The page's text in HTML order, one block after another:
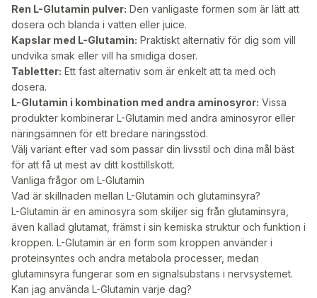
Ren L-Glutamin pulver: Den vanligaste formen som är lätt att
dosera och blanda i vatten eller juice.
Kapslar med L-Glutamin: Praktiskt alternativ för dig som vill
undvika smak eller vill ha smidiga doser.
Tabletter: Ett fast alternativ som är enkelt att ta med och
dosera.
L-Glutamin i kombination med andra aminosyror: Vissa
produkter kombinerar L-Glutamin med andra aminosyror eller
näringsämnen för ett bredare näringsstöd.
Välj variant efter vad som passar din livsstil och dina mål bäst
för att få ut mest av ditt kosttillskott.
Vanliga frågor om L-Glutamin
Vad är skillnaden mellan L-Glutamin och glutaminsyra?
L-Glutamin är en aminosyra som skiljer sig från glutaminsyra,
även kallad glutamat, främst i sin kemiska struktur och funktion i
kroppen. L-Glutamin är en form som kroppen använder i
proteinsyntes och andra metabola processer, medan
glutaminsyra fungerar som en signalsubstans i nervsystemet.
Kan jag använda L-Glutamin varje dag?